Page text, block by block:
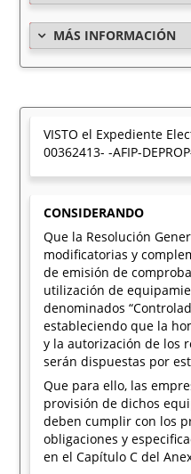
MÁS INFORMACIÓN
VISTO el Expediente
00362413- -AFIP-
CONSIDERANDO
Que la Resolución
modificatorias y
de emisión de
utilización de
denominados
estableciendo que la
y la autorización de los
serán dispuestas por
Que para ello, las
provisión de dichos
deben cumplir con los
obligaciones y
en el Capítulo C del